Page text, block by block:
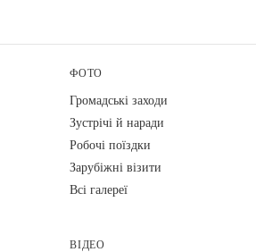
ФОТО
Громадські заходи
Зустрічі й наради
Робочі поїздки
Зарубіжні візити
Всі галереї
ВІДЕО